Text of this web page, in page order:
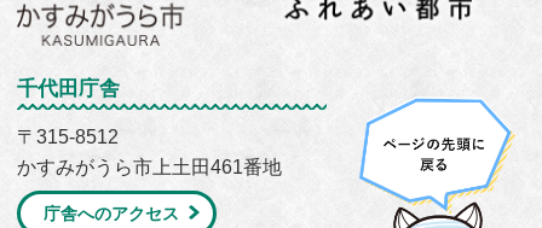
千代田庁舎
〒315-8512
かすみがうら市上土田461番地
庁舎へのアクセス